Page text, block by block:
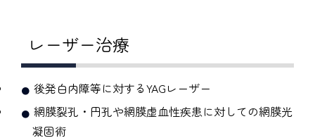
レーザー治療
後発白内障等に対するYAGレーザー
網膜裂孔・円孔や網膜虚血性疾患に対しての網膜光
凝固術